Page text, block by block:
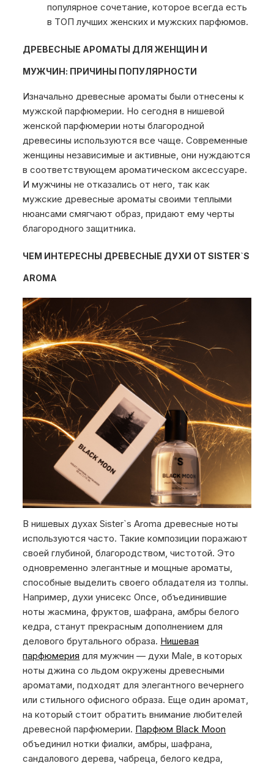
популярное сочетание, которое всегда есть
в ТОП лучших женских и мужских парфюмов.
ДРЕВЕСНЫЕ АРОМАТЫ ДЛЯ ЖЕНЩИН И
МУЖЧИН: ПРИЧИНЫ ПОПУЛЯРНОСТИ
Изначально древесные ароматы были отнесены к
мужской парфюмерии. Но сегодня в нишевой
женской парфюмерии ноты благородной
древесины используются все чаще. Современные
женщины независимые и активные, они нуждаются
в соответствующем ароматическом аксессуаре.
И мужчины не отказались от него, так как
мужские древесные ароматы своими теплыми
нюансами смягчают образ, придают ему черты
благородного защитника.
ЧЕМ ИНТЕРЕСНЫ ДРЕВЕСНЫЕ ДУХИ ОТ SISTER`S
AROMA
В нишевых духах Sister`s Aroma древесные ноты
используются часто. Такие композиции поражают
своей глубиной, благородством, чистотой. Это
одновременно элегантные и мощные ароматы,
способные выделить своего обладателя из толпы.
Например, духи унисекс Once, объединившие
ноты жасмина, фруктов, шафрана, амбры белого
кедра, станут прекрасным дополнением для
делового брутального образа. Нишевая
парфюмерия для мужчин — духи Male, в которых
ноты джина со льдом окружены древесными
ароматами, подходят для элегантного вечернего
или стильного офисного образа. Еще один аромат,
на который стоит обратить внимание любителей
древесной парфюмерии. Парфюм Black Moon
объединил нотки фиалки, амбры, шафрана,
сандалового дерева, чабреца, белого кедра,